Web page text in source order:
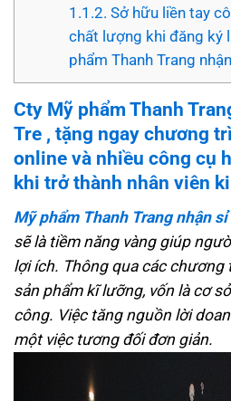
1.1.2. Sở hữu liền tay
chất lượng khi đăng ký
phẩm Thanh Trang
Cty Mỹ phẩm Thanh
Tre , tặng ngay chương
online và nhiều công cụ
khi trở thành nhân viên
Mỹ phẩm Thanh Trang nhận
sẽ là tiềm năng vàng giúp
lợi ích. Thông qua các
sản phẩm kĩ lưỡng, vốn là cơ
công. Việc tăng nguồn lời
một việc tương đối đơn giản.